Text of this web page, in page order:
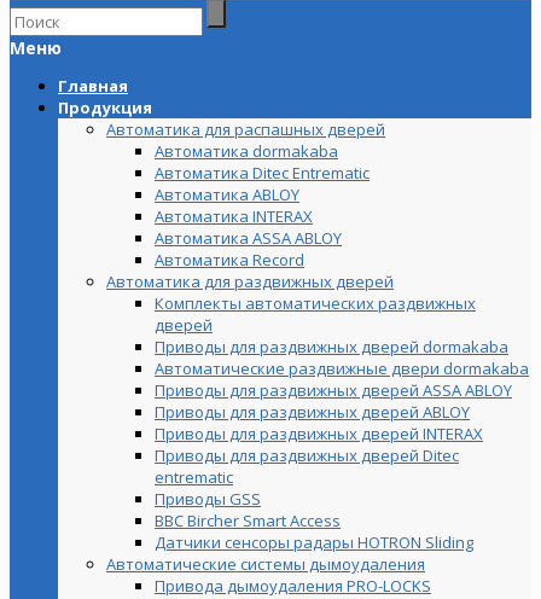
Меню
Главная
Продукция
Автоматика для распашных дверей
Автоматика dormakaba
Автоматика Ditec Entrematic
Автоматика ABLOY
Автоматика INTERAX
Автоматика ASSA ABLOY
Автоматика Record
Автоматика для раздвижных дверей
Комплекты автоматических раздвижных
дверей
Приводы для раздвижных дверей dormakaba
Автоматические раздвижные двери dormakaba
Приводы для раздвижных дверей ASSA ABLOY
Приводы для раздвижных дверей ABLOY
Приводы для раздвижных дверей INTERAX
Приводы для раздвижных дверей Ditec
entrematic
Приводы GSS
BBC Bircher Smart Access
Датчики сенсоры радары HOTRON Sliding
Автоматические системы дымоудаления
Привода дымоудаления PRO-LOCKS